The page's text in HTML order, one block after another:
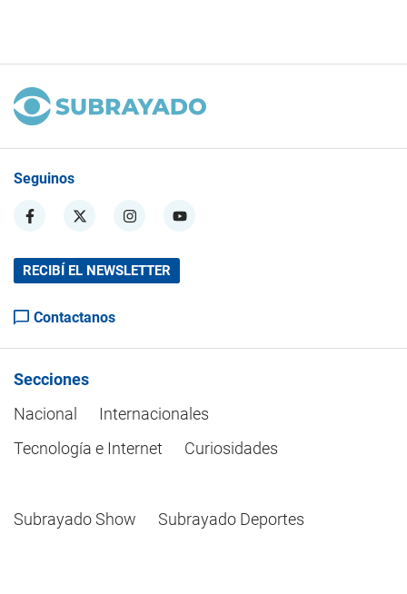
Seguinos
RECIBÍ EL NEWSLETTER
Contactanos
Secciones
Nacional
Internacionales
Tecnología e Internet
Curiosidades
Subrayado Show Subrayado Deportes